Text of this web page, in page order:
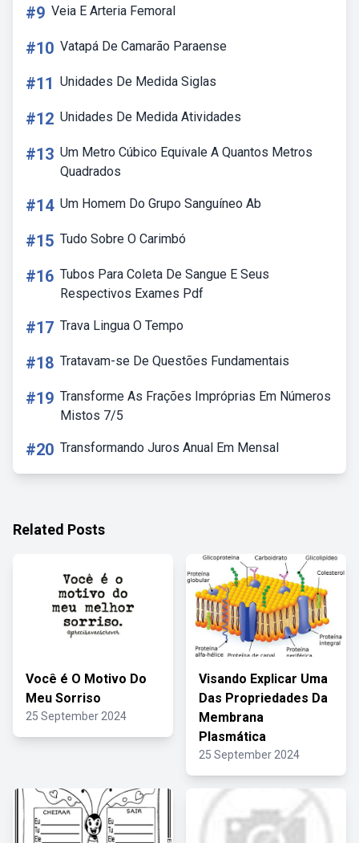
#9 Veia E Arteria Femoral
#10 Vatapá De Camarão Paraense
#11 Unidades De Medida Siglas
#12 Unidades De Medida Atividades
#13 Um Metro Cúbico Equivale A Quantos Metros
Quadrados
#14 Um Homem Do Grupo Sanguíneo Ab
#15 Tudo Sobre O Carimbó
#16 Tubos Para Coleta De Sangue E Seus
Respectivos Exames Pdf
#17 Trava Lingua O Tempo
#18 Tratavam-se De Questões Fundamentais
#19 Transforme As Frações Impróprias Em Números
Mistos 7/5
#20 Transformando Juros Anual Em Mensal
Related Posts
Você é O Motivo Do
Meu Sorriso
25 September 2024
Visando Explicar Uma
Das Propriedades Da
Membrana
Plasmática
25 September 2024